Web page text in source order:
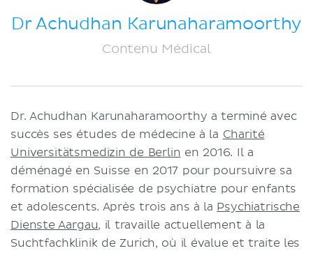
Équipe
Carrières
Contact
Mentions légales
Termes et conditions
Politique de confidentialité
Dr Achudhan Karunaharamoorthy
Contenu Médical
Dr. Achudhan Karunaharamoorthy a terminé avec
succès ses études de médecine à la Charité
Universitätsmedizin de Berlin en 2016. Il a
déménagé en Suisse en 2017 pour poursuivre sa
formation spécialisée de psychiatre pour enfants
et adolescents. Après trois ans à la Psychiatrische
Dienste Aargau, il travaille actuellement à la
Suchtfachklinik de Zurich, où il évalue et traite les